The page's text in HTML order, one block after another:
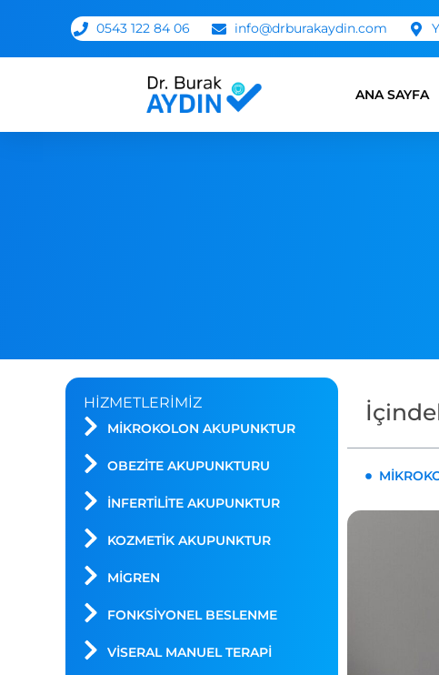
0543 122 84 06 info@drburakaydin.com
ANA SAYFA
HIZMETLERIMIZ
MIKROKOLON AKUPUNKTUR
OBEZITE AKUPUNKTURU
İNFERTILITE AKUPUNKTUR
KOZMETIK AKUPUNKTUR
MIGREN
FONKSIYONEL BESLENME
VISERAL MANUEL TERAPI